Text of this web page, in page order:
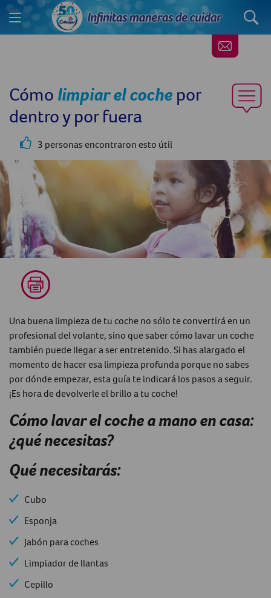
Cómo limpiar el coche por
dentro y por fuera
3 personas encontraron esto útil
Una buena limpieza de tu coche no sólo te convertirá en un
profesional del volante, sino que saber cómo lavar un coche
también puede llegar a ser entretenido. Si has alargado el
momento de hacer esa limpieza profunda porque no sabes
por dónde empezar, esta guía te indicará los pasos a seguir.
¡Es hora de devolverle el brillo a tu coche!
Cómo lavar el coche a mano en casa:
¿qué necesitas?
Qué necesitarás:
Cubo
Esponja
Jabón para coches
Limpiador de llantas
Cepillo